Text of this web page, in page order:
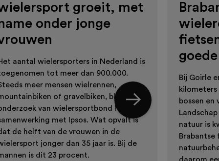
groeit, met
onder jonge
aantal wielersporters in Nederland is
tot meer dan 900.000.
meer mensen wielrennen,
of gravelbiken, blijkt uit
van wielersportbond NTFU in
met Ipsos. Wat opvalt is
de helft van de vrouwen in de
jonger dan 35 jaar is. Bij de
is dit 23 procent.
Bij Goirle
kilometers
bossen en
natuur is
Brabantse